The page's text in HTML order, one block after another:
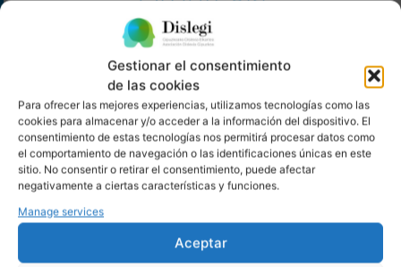
Gestionar el consentimiento
de las cookies
Para ofrecer las mejores experiencias, utilizamos tecnologías como las
cookies para almacenar y/o acceder a la información del dispositivo. El
consentimiento de estas tecnologías nos permitirá procesar datos como
el comportamiento de navegación o las identificaciones únicas en este
sitio. No consentir o retirar el consentimiento, puede afectar
negativamente a ciertas características y funciones.
Manage services
Aceptar
Asteazkena– 10:00 a 12:00
Ostirala– 17:00 a 19:00
Click 'I agree' to enable Google maps
I agree